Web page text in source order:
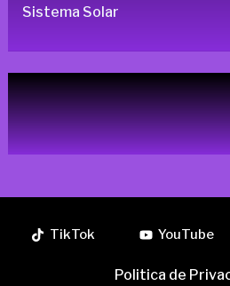
Sistema Solar
TikTok YouTube
Politica de